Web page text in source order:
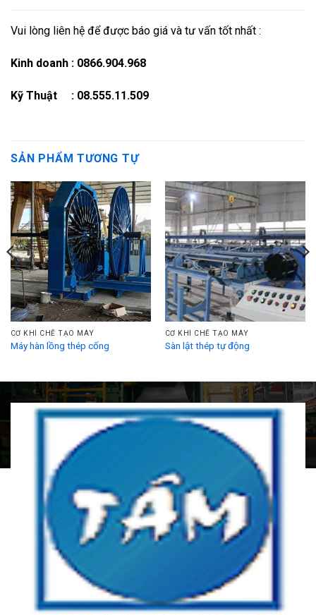
Vui lòng liên hệ để được báo giá và tư vấn tốt nhất :
Kinh doanh : 0866.904.968
Kỹ Thuật : 08.555.11.509
SẢN PHẨM TƯƠNG TỰ
CƠ KHÍ CHẾ TẠO MÁY
Máy hàn lồng thép cống
CƠ KHÍ CHẾ TẠO MÁY
Sàn lật thép tự động